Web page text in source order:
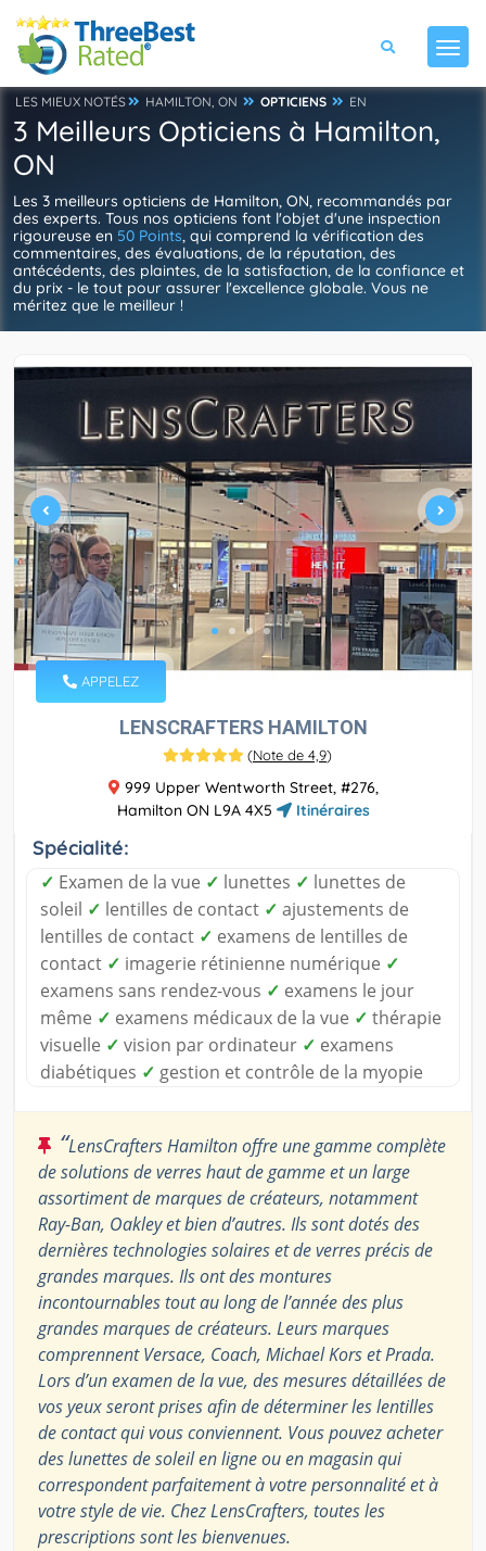
LES MIEUX NOTÉS HAMILTON, ON OPTICIENS EN
3 Meilleurs Opticiens à Hamilton,
ON
Les 3 meilleurs opticiens de Hamilton, ON, recommandés par
des experts. Tous nos opticiens font l'objet d'une inspection
rigoureuse en 50 Points, qui comprend la vérification des
commentaires, des évaluations, de la réputation, des
antécédents, des plaintes, de la satisfaction, de la confiance et
du prix - le tout pour assurer l'excellence globale. Vous ne
méritez que le meilleur !
APPELEZ
LENSCRAFTERS HAMILTON
(Note de 4,9)
999 Upper Wentworth Street, #276,
Hamilton ON L9A 4X5
Itinéraires
Spécialité:
✓ Examen de la vue ✓ lunettes ✓ lunettes de
soleil ✓ lentilles de contact ✓ ajustements de
lentilles de contact ✓ examens de lentilles de
contact ✓ imagerie rétinienne numérique ✓
examens sans rendez-vous ✓ examens le jour
même ✓ examens médicaux de la vue ✓ thérapie
visuelle ✓ vision par ordinateur ✓ examens
diabétiques ✓ gestion et contrôle de la myopie
“LensCrafters Hamilton offre une gamme complète
de solutions de verres haut de gamme et un large
assortiment de marques de créateurs, notamment
Ray-Ban, Oakley et bien d’autres. Ils sont dotés des
dernières technologies solaires et de verres précis de
grandes marques. Ils ont des montures
incontournables tout au long de l’année des plus
grandes marques de créateurs. Leurs marques
comprennent Versace, Coach, Michael Kors et Prada.
Lors d’un examen de la vue, des mesures détaillées de
vos yeux seront prises afin de déterminer les lentilles
de contact qui vous conviennent. Vous pouvez acheter
des lunettes de soleil en ligne ou en magasin qui
correspondent parfaitement à votre personnalité et à
votre style de vie. Chez LensCrafters, toutes les
prescriptions sont les bienvenues.